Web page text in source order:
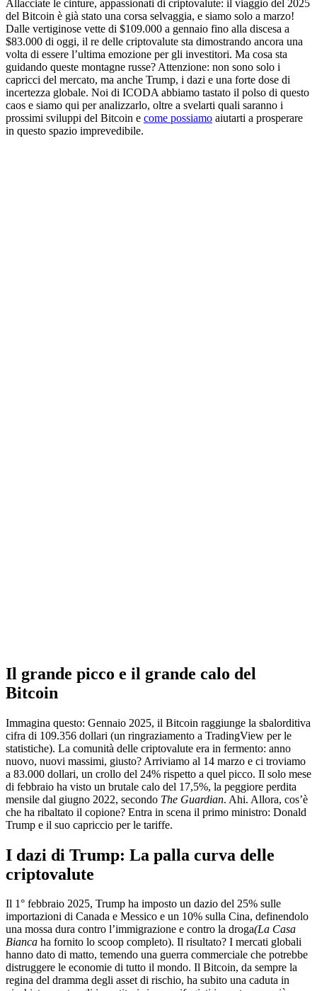
Allacciate le cinture, appassionati di criptovalute: il viaggio del 2025
del Bitcoin è già stato una corsa selvaggia, e siamo solo a marzo!
Dalle vertiginose vette di $109.000 a gennaio fino alla discesa a
$83.000 di oggi, il re delle criptovalute sta dimostrando ancora una
volta di essere l’ultima emozione per gli investitori. Ma cosa sta
guidando queste montagne russe? Attenzione: non sono solo i
capricci del mercato, ma anche Trump, i dazi e una forte dose di
incertezza globale. Noi di ICODA abbiamo tastato il polso di questo
caos e siamo qui per analizzarlo, oltre a svelarti quali saranno i
prossimi sviluppi del Bitcoin e come possiamo aiutarti a prosperare
in questo spazio imprevedibile.
Il grande picco e il grande calo del
Bitcoin
Immagina questo: Gennaio 2025, il Bitcoin raggiunge la sbalorditiva
cifra di 109.356 dollari (un ringraziamento a TradingView per le
statistiche). La comunità delle criptovalute era in fermento: anno
nuovo, nuovi massimi, giusto? Arriviamo al 14 marzo e ci troviamo
a 83.000 dollari, un crollo del 24% rispetto a quel picco. Il solo mese
di febbraio ha visto un brutale calo del 17,5%, la peggiore perdita
mensile dal giugno 2022, secondo The Guardian. Ahi. Allora, cos’è
che ha ribaltato il copione? Entra in scena il primo ministro: Donald
Trump e il suo capriccio per le tariffe.
I dazi di Trump: La palla curva delle
criptovalute
Il 1° febbraio 2025, Trump ha imposto un dazio del 25% sulle
importazioni di Canada e Messico e un 10% sulla Cina, definendolo
una mossa dura contro l’immigrazione e contro la droga(La Casa
Bianca ha fornito lo scoop completo). Il risultato? I mercati globali
hanno dato di matto, temendo una guerra commerciale che potrebbe
distruggere le economie di tutto il mondo. Il Bitcoin, da sempre la
regina del dramma degli asset di rischio, ha subito una caduta in